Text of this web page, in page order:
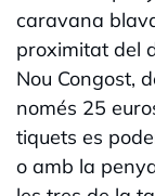
caravana
proximitat del
Nou Congost,
només 25
tiquets es
o amb la